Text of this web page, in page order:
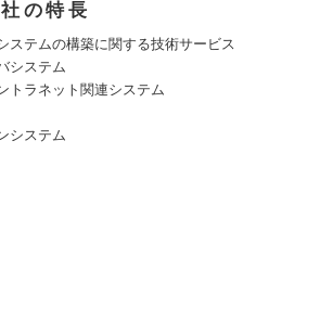
の特長
ステムの構築に関する技術サービス
システム
トラネット関連システム
システム